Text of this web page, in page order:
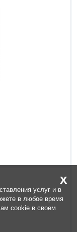
x
услуг и в
в любое время
cookie в своем